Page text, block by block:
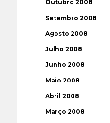
Outubro 2008
Setembro 2008
Agosto 2008
Julho 2008
Junho 2008
Maio 2008
Abril 2008
Março 2008